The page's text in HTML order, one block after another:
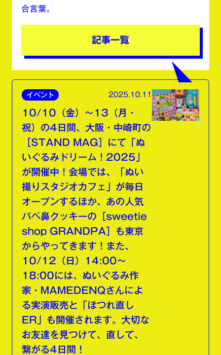
合言葉。
記事一覧
イベント 2025.10.11
10/10（金）〜13（月・
祝）の4日間、大阪・中崎町の
［STAND MAG］にて「ぬ
いぐるみドリーム！2025」
が開催中！会場では、「ぬい
撮りスタジオカフェ」が毎日
オープンするほか、あの人気
パペ鼻クッキーの［sweetie
shop GRANDPA］も東京
からやってきます！また、
10/12（日）14:00〜
18:00には、ぬいぐるみ作
家・MAMEDENQさんによ
る実演販売と「ほつれ直し
ER」も開催されます。大切な
お友達を見つけて、直して、
繋がる4日間！